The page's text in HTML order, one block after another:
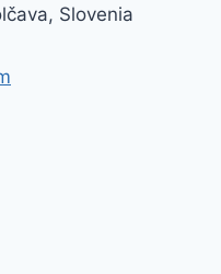
Slovenia